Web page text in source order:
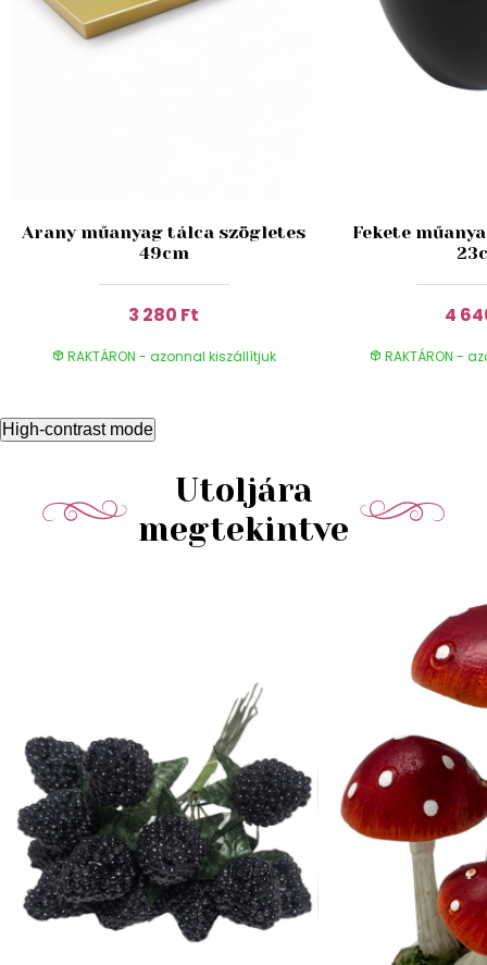
Arany műanyag tálca szögletes
49cm
3 280 Ft
RAKTÁRON - azonnal kiszállítjuk
Fekete
4
RAKTÁRON -
High-contrast mode
Utoljára
megtekintve